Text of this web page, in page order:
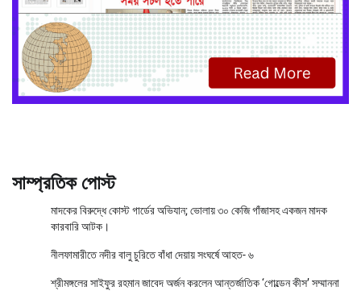
সাম্প্রতিক পোস্ট
মাদকের বিরুদ্ধে কোস্ট গার্ডের অভিযান; ভোলায় ৩০ কেজি গাঁজাসহ একজন মাদক
কারবারি আটক।
নীলফামারীতে নদীর বালু চুরিতে বাঁধা দেয়ায় সংঘর্ষে আহত- ৬
শ্রীমঙ্গলের সাইফুর রহমান জাবেদ অর্জন করলেন আন্তর্জাতিক ‘গোল্ডেন কীস’ সম্মাননা